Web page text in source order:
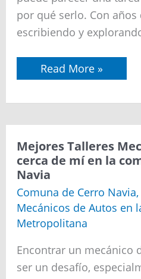
por qué serlo. Con años
escribiendo y
la
Paz
Read More »
Mejores Talleres
cerca de mí en la
Navia
Comuna de Cerro Navia,
Mecánicos de Autos en
Metropolitana
Encontrar un mecánico
ser un desafío,
Mejores
Talleres
Mecánicos
de
autos
cerca
de
mí
en
comuna
Cerro